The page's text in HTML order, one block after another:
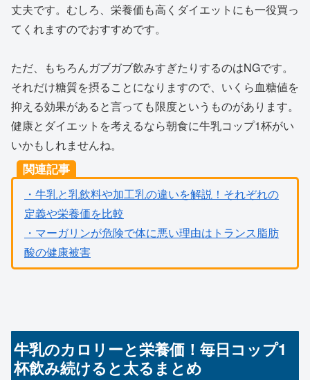
丈夫です。むしろ、栄養価も高くダイエットにも一役買っ
てくれますのでおすすめです。
ただ、もちろんガブガブ飲みすぎたりするのはNGです。
それだけ糖質を摂ることになりますので、いくら血糖値を
抑える効果があると言っても限度というものがあります。
健康とダイエットを考えるなら朝食に牛乳コップ1杯がい
いかもしれませんね。
関連記事
・牛乳と乳飲料や加工乳の違いを解説！それぞれの
定義や栄養価を比較
・マーガリンが危険で体に悪い理由はトランス脂肪
酸の健康被害
牛乳のカロリーと栄養価！毎日コップ1
杯飲み続けると太るまとめ